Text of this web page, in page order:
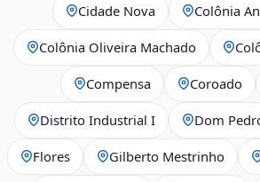
Cidade Nova Colônia
Colônia Oliveira Machado
Compensa Coroado
Distrito Industrial I Dom
Flores Gilberto Mestrinho